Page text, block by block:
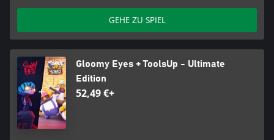
GEHE ZU SPIEL
Gloomy Eyes + ToolsUp - Ultimate
Edition
52,49 €+